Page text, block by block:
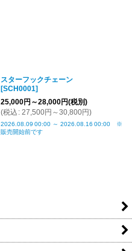
スターフックチェーン
[SCH0001]
25,000円 ～28,000円(税別)
(税込 : 27,500円 ～30,800円)
2026.08.09 00:00 ～ 2026.08.16 00:00 ※
販売開始前です